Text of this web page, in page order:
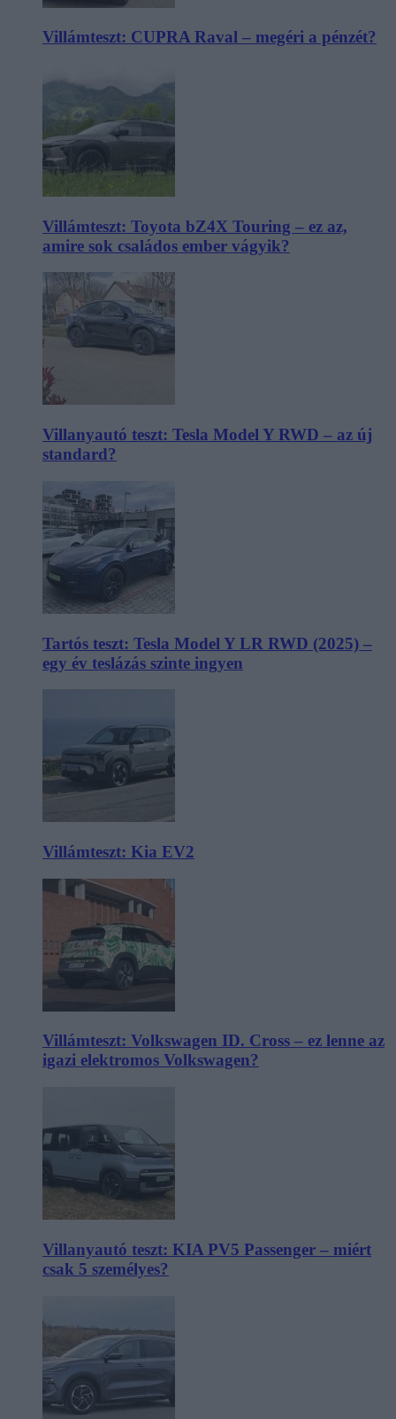
Villámteszt: CUPRA Raval – megéri a pénzét?
Villámteszt: Toyota bZ4X Touring – ez az,
amire sok családos ember vágyik?
Villanyautó teszt: Tesla Model Y RWD – az új
standard?
Tartós teszt: Tesla Model Y LR RWD (2025) –
egy év teslázás szinte ingyen
Villámteszt: Kia EV2
Villámteszt: Volkswagen ID. Cross – ez lenne az
igazi elektromos Volkswagen?
Villanyautó teszt: KIA PV5 Passenger – miért
csak 5 személyes?